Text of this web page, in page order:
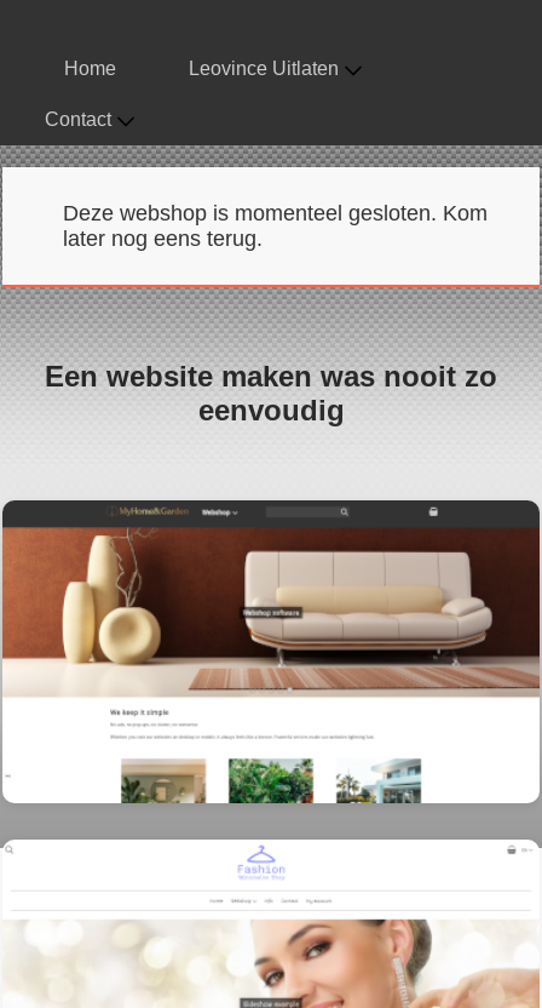
Home Leovince Uitlaten
Contact
Deze webshop is momenteel gesloten. Kom
later nog eens terug.
Een website maken was nooit zo
eenvoudig